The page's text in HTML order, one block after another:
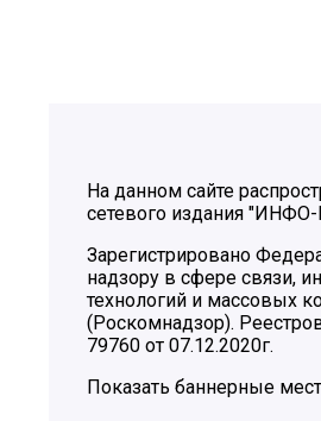
На данном сайте
сетевого издания
Зарегистрировано
надзору в сфере связи,
технологий и массовых
(Роскомнадзор).
79760 от 07.12.2020г.
Показать баннерные